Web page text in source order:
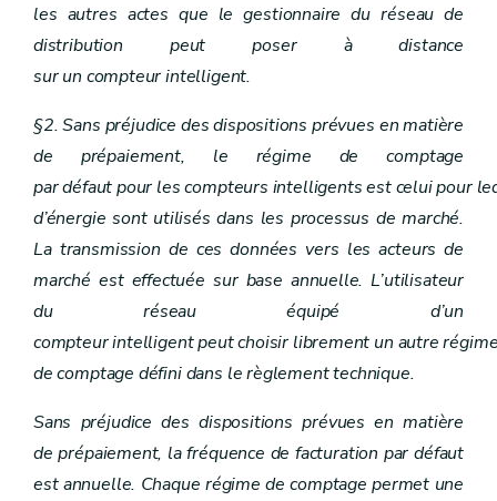
les autres actes que le gestionnaire du réseau de
distribution peut poser à distance
sur un compteur intelligent.
§2. Sans préjudice des dispositions prévues en matière
de prépaiement, le régime de comptage
par défaut pour les compteurs intelligents est celui pour
d’énergie sont utilisés dans les processus de marché.
La transmission de ces données vers les acteurs de
marché est effectuée sur base annuelle. L’utilisateur
du réseau équipé d’un
compteur intelligent peut choisir librement un autre
de comptage défini dans le règlement technique.
Sans préjudice des dispositions prévues en matière
de prépaiement, la fréquence de facturation par défaut
est annuelle. Chaque régime de comptage permet une